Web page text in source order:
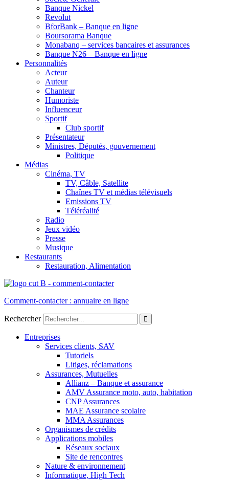
Banque Nickel
Revolut
BforBank – Banque en ligne
Boursorama Banque
Monabanq – services bancaires et assurances
Banque N26 – Banque en ligne
Personnalités
Acteur
Auteur
Chanteur
Humoriste
Influenceur
Sportif
Club sportif
Présentateur
Ministres, Députés, gouvernement
Politique
Médias
Cinéma, TV
TV, Câble, Satellite
Chaînes TV et médias télévisuels
Emissions TV
Téléréalité
Radio
Jeux vidéo
Presse
Musique
Restaurants
Restauration, Alimentation
Comment-contacter : annuaire en ligne
Rechercher
Entreprises
Services clients, SAV
Tutoriels
Litiges, réclamations
Assurances, Mutuelles
Allianz – Banque et assurance
AMV Assurance moto, auto, habitation
CNP Assurances
MAE Assurance scolaire
MMA Assurances
Organismes de crédits
Applications mobiles
Réseaux sociaux
Site de rencontres
Nature & environnement
Informatique, High Tech